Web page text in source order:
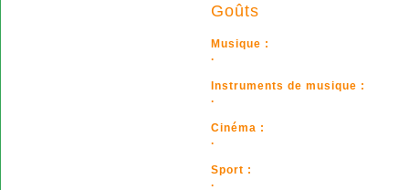
Goûts
Musique :
.
Instruments de musique :
.
Cinéma :
.
Sport :
.